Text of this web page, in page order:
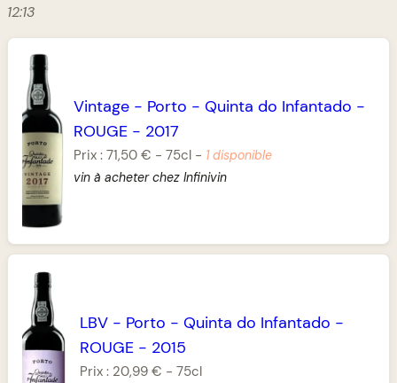
12:13
Vintage - Porto - Quinta do Infantado -
ROUGE - 2017
Prix : 71,50 € - 75cl - 1 disponible
vin à acheter chez Infinivin
LBV- Porto - Quinta do Infantado -
ROUGE- 2015
Prix : 20,99 € - 75cl